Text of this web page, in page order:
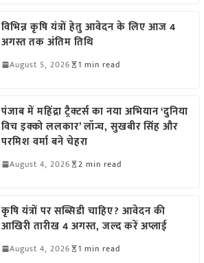
विभिन्न कृषि यंत्रों हेतु आवेदन के लिए आज 4
अगस्त तक अंतिम तिथि
August 5, 2026 1 min read
पंजाब में महिंद्रा ट्रैक्टर्स का नया अभियान ‘दुनिया
विच इक्को ललकार’ लॉन्च, सुखबीर सिंह और
परमिश वर्मा बने चेहरा
August 4, 2026 2 min read
कृषि यंत्रों पर सब्सिडी चाहिए? आवेदन की
आखिरी तारीख 4 अगस्त, जल्द करें अप्लाई
August 4, 2026 1 min read